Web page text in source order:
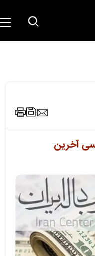
آخرین